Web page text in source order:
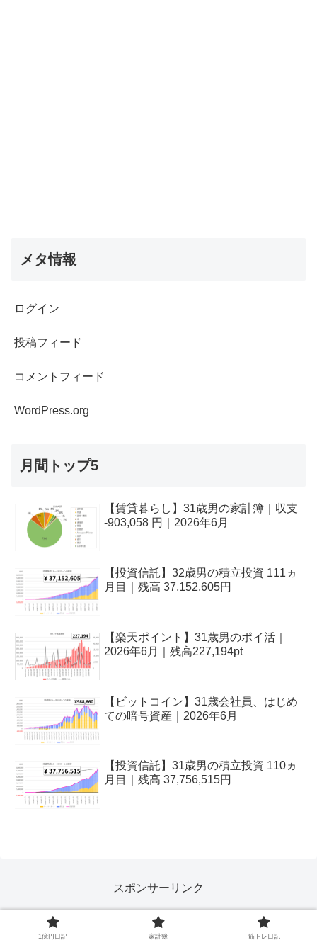
メタ情報
ログイン
投稿フィード
コメントフィード
WordPress.org
月間トップ5
【賃貸暮らし】31歳男の家計簿｜収支
-903,058 円｜2026年6月
【投資信託】32歳男の積立投資 111ヵ
月目｜残高 37,152,605円
【楽天ポイント】31歳男のポイ活｜
2026年6月｜残高227,194pt
【ビットコイン】31歳会社員、はじめ
ての暗号資産｜2026年6月
【投資信託】31歳男の積立投資 110ヵ
月目｜残高 37,756,515円
スポンサーリンク
1億円日記 家計簿 筋トレ日記